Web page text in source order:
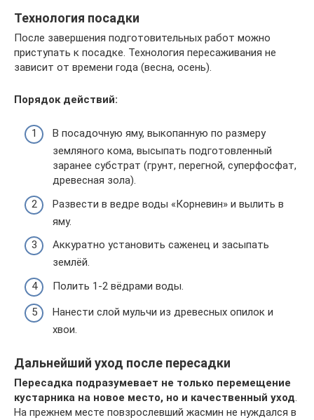
Технология посадки
После завершения подготовительных работ можно
приступать к посадке. Технология пересаживания не
зависит от времени года (весна, осень).
Порядок действий:
В посадочную яму, выкопанную по размеру
земляного кома, высыпать подготовленный
заранее субстрат (грунт, перегной, суперфосфат,
древесная зола).
Развести в ведре воды «Корневин» и вылить в
яму.
Аккуратно установить саженец и засыпать
землёй.
Полить 1-2 вёдрами воды.
Нанести слой мульчи из древесных опилок и
хвои.
Дальнейший уход после пересадки
Пересадка подразумевает не только перемещение
кустарника на новое место, но и качественный уход.
На прежнем месте повзрослевший жасмин не нуждался в